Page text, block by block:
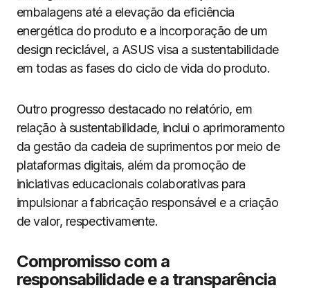
embalagens até a elevação da eficiência
energética do produto e a incorporação de um
design reciclável, a ASUS visa a sustentabilidade
em todas as fases do ciclo de vida do produto.
Outro progresso destacado no relatório, em
relação à sustentabilidade, inclui o aprimoramento
da gestão da cadeia de suprimentos por meio de
plataformas digitais, além da promoção de
iniciativas educacionais colaborativas para
impulsionar a fabricação responsável e a criação
de valor, respectivamente.
Compromisso com a
responsabilidade e a transparência